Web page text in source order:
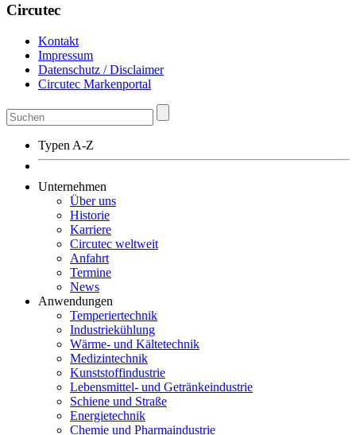
Circutec
Kontakt
Impressum
Datenschutz / Disclaimer
Circutec Markenportal
Typen A-Z
Unternehmen
Über uns
Historie
Karriere
Circutec weltweit
Anfahrt
Termine
News
Anwendungen
Temperiertechnik
Industriekühlung
Wärme- und Kältetechnik
Medizintechnik
Kunststoffindustrie
Lebensmittel- und Getränkeindustrie
Schiene und Straße
Energietechnik
Chemie und Pharmaindustrie